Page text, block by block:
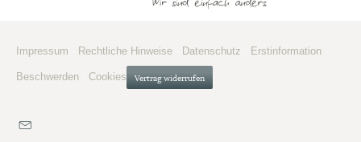
Impressum Rechtliche Hinweise Datenschutz Erstinformation
Beschwerden Cookies Vertrag widerrufen